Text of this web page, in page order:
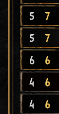
5 7
5 7
6 6
4 6
4 6